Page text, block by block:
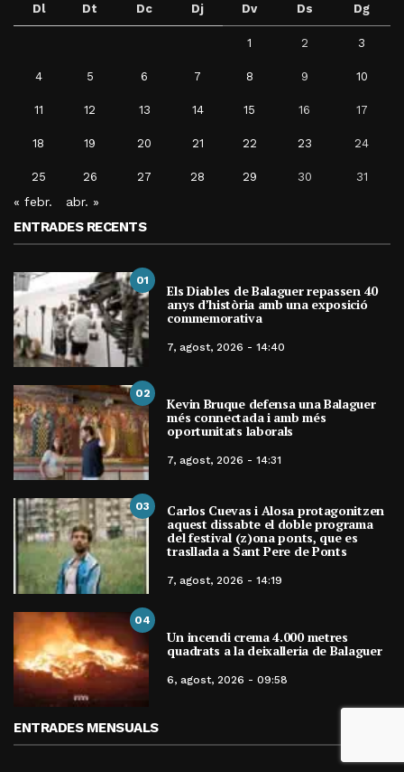
Dl Dt Dc Dj Dv Ds Dg
1 2 3
4 5 6 7 8 9 10
11 12 13 14 15 16 17
18 19 20 21 22 23 24
25 26 27 28 29 30 31
« febr. abr. »
ENTRADES RECENTS
01
Els Diables de Balaguer repassen 40
anys d’història amb una exposició
commemorativa
7, agost, 2026 - 14:40
02
Kevin Bruque defensa una Balaguer
més connectada i amb més
oportunitats laborals
7, agost, 2026 - 14:31
03 Carlos Cuevas i Alosa protagonitzen
aquest dissabte el doble programa
del festival (z)ona ponts, que es
trasllada a Sant Pere de Ponts
7, agost, 2026 - 14:19
04
Un incendi crema 4.000 metres
quadrats a la deixalleria de Balaguer
6, agost, 2026 - 09:58
ENTRADES MENSUALS